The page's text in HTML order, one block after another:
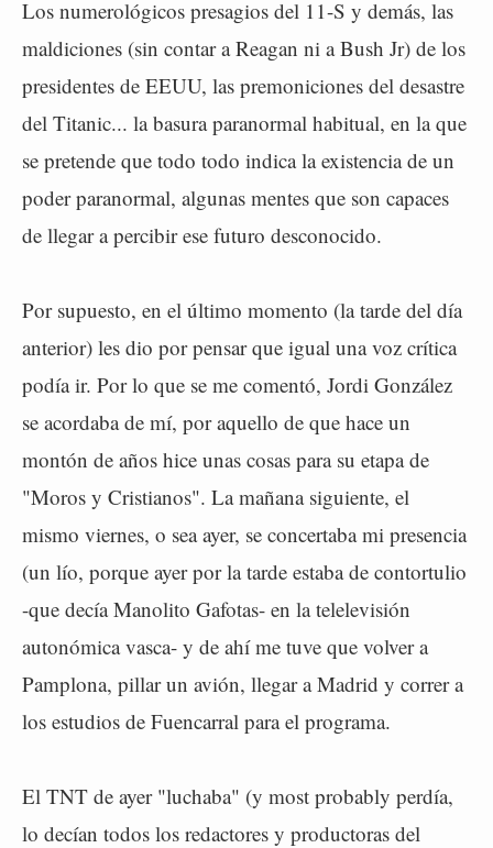
Los numerológicos presagios del 11-S y demás, las
maldiciones (sin contar a Reagan ni a Bush Jr) de los
presidentes de EEUU, las premoniciones del desastre
del Titanic... la basura paranormal habitual, en la que
se pretende que todo todo indica la existencia de un
poder paranormal, algunas mentes que son capaces
de llegar a percibir ese futuro desconocido.
Por supuesto, en el último momento (la tarde del día
anterior) les dio por pensar que igual una voz crítica
podía ir. Por lo que se me comentó, Jordi González
se acordaba de mí, por aquello de que hace un
montón de años hice unas cosas para su etapa de
"Moros y Cristianos". La mañana siguiente, el
mismo viernes, o sea ayer, se concertaba mi presencia
(un lío, porque ayer por la tarde estaba de contortulio
-que decía Manolito Gafotas- en la telelevisión
autonómica vasca- y de ahí me tuve que volver a
Pamplona, pillar un avión, llegar a Madrid y correr a
los estudios de Fuencarral para el programa.
El TNT de ayer "luchaba" (y most probably perdía,
lo decían todos los redactores y productoras del